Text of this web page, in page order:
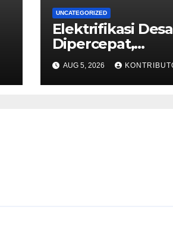
UNCATEGORIZED
Elektrifikasi Desa
Dipercepat,
Pemerintah
Ketahanan
dan
AUG 5, 2026